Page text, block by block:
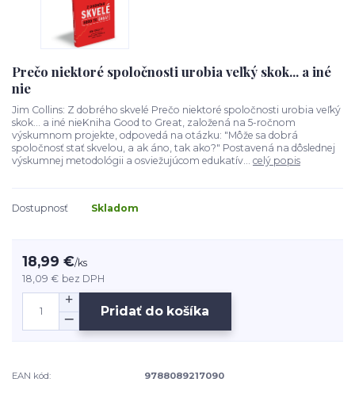
Prečo niektoré spoločnosti urobia veľký skok... a iné
nie
Jim Collins: Z dobrého skvelé Prečo niektoré spoločnosti urobia veľký
skok... a iné nieKniha Good to Great, založená na 5-ročnom
výskumnom projekte, odpovedá na otázku: "Môže sa dobrá
spoločnosť stať skvelou, a ak áno, tak ako?" Postavená na dôslednej
výskumnej metodológii a osviežujúcom edukatív... celý popis
Dostupnosť Skladom
18,99 €/ks
18,09 € bez DPH
Pridať do košíka
EAN kód: 9788089217090